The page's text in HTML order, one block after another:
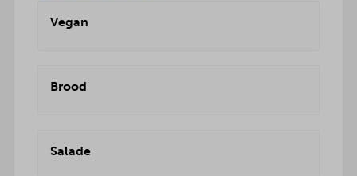
Vegan
Brood
Salade